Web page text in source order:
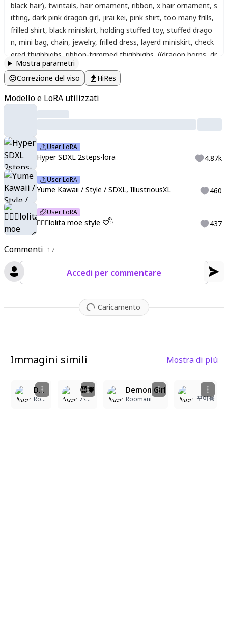
Commenti 17
Accedi per commentare
Caricamento
black hair), twintails, hair ornament, ribbon, x hair ornament, s
itting, dark pink dragon girl, jirai kei, pink shirt, too many frills,
frilled shirt, black miniskirt, holding stuffed toy, stuffed drago
n, mini bag, chain, jewelry, frilled dress, layerd miniskirt, check
ered thighhighs ribbon-trimmed thighhighs ((dragon horns, dr
agon wings, dragon tail))
dynamic angle))) , dutch angle, ,(lolita_fashion,lolita,frill_dress,h
olita_moe_
Mostra parametri
Correzione del viso
HiRes
Modello e LoRA utilizzati
User LoRA
Hyper SDXL 2steps-lora 4.87k
User LoRA
Yume Kawaii / Style / SDXL, IllustriousXL 460
User LoRA
♡ིྀlolita moe style ♡ིྀ 437
Immagini simili Mostra di più
Demon Girl
Roomani
😈💗
ハゲ時々剃る毛
Demon Girl
Roomani 꾸이융